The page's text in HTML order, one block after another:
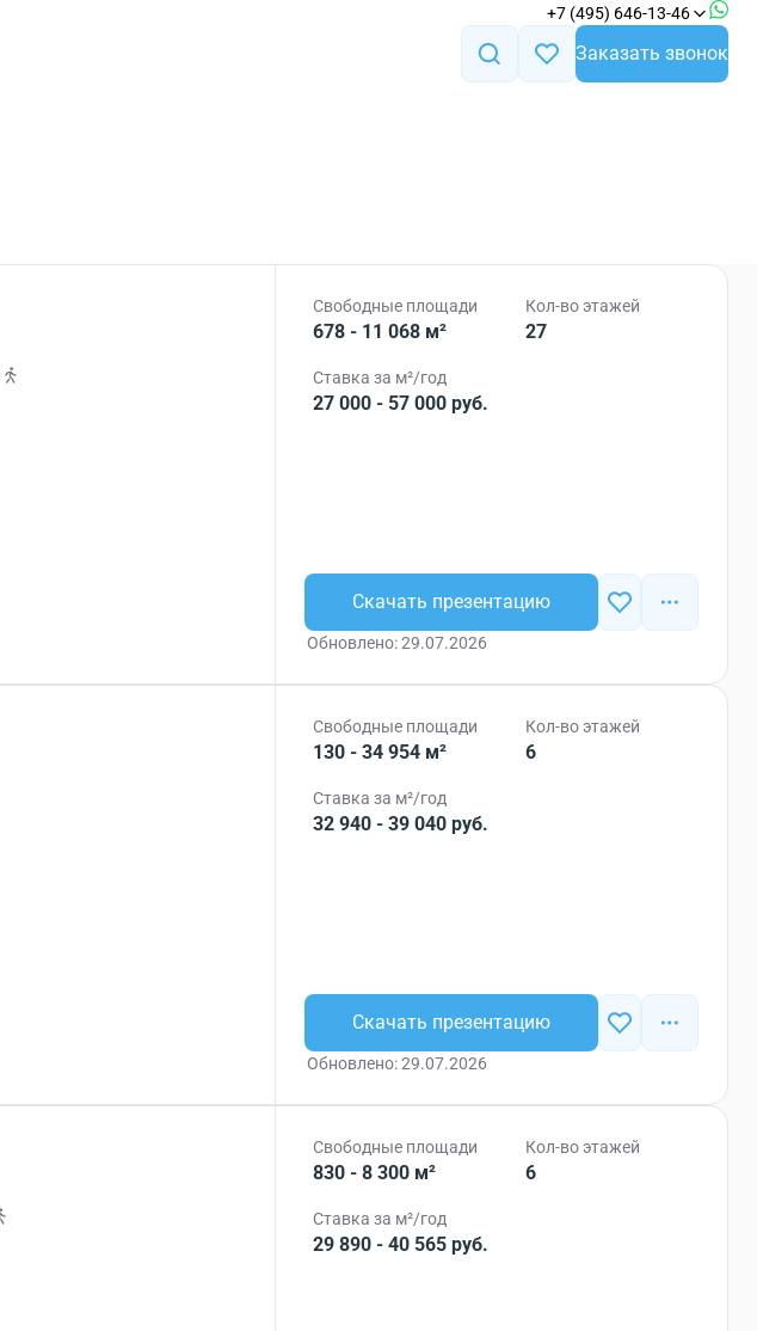
+7 (495) 646-13-46
Заказать звонок
Свободные площади
678 - 11 068 м²
Кол-во этажей
27
Ставка за м²/год
27 000 - 57 000 руб.
Скачать презентацию
Обновлено: 29.07.2026
Свободные площади
130 - 34 954 м²
Кол-во этажей
6
Ставка за м²/год
32 940 - 39 040 руб.
Скачать презентацию
Обновлено: 29.07.2026
Свободные площади
830 - 8 300 м²
Кол-во этажей
6
Ставка за м²/год
29 890 - 40 565 руб.